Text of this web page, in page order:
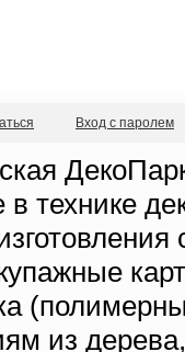
Вход с паролем
технике
из